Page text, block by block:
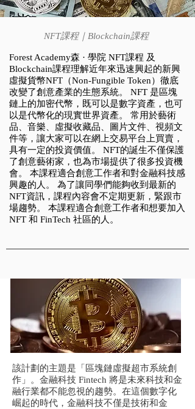
NFT課程｜Blockchain課程
Forest Academy森 · 學院 NFT課程 及
Blockchain課程理解近年來迅速興起的新興
虛擬貨幣NFT（Non-Fungible Token）徹底
改變了創意產業的生態系統。 NFT 是區塊
鏈上的加密代幣，既可以是數字資產，也可
以是代幣化的現實世界資產。 常用於藝術
品、音樂、虛擬收藏品、圖片文件、視頻文
件等，讓大家可以在網上交易平台上買賣，
具有一定的投資價值。 NFT的誕生不僅保護
了創意藝術家，也為市場提供了很多投資機
會。 本課程適合創意工作者和對金融科技感
興趣的人。 為了讓同學們能夠收到最新的
NFT資訊，課程內容會不定期更新，緊跟市
場趨勢。 本課程適合創意工作者和想要加入
NFT 和 FinTech 社區的人。
該計劃的主題是「區塊鏈虛擬超市系統創
作」。金融科技 Fintech 將是未來科技和金
融行業都不能忽視的趨勢。在這個數字化
崛起的時代，金融科技不僅是技術和金